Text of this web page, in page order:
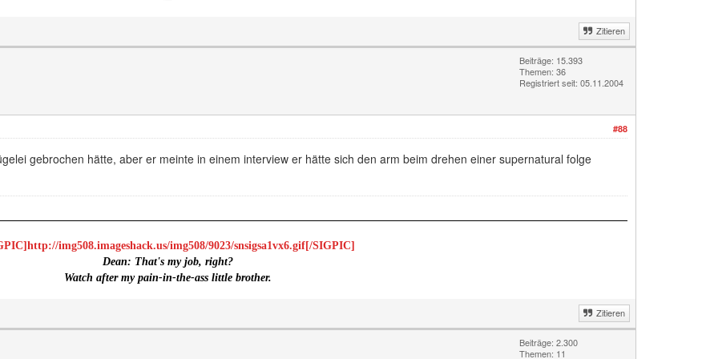
Zitieren
Beiträge: 15.393
Themen: 36
Registriert seit: 05.11.2004
#88
gebrochen hätte, aber er meinte in einem interview er hätte sich den arm beim drehen einer supernatural folge
img508.imageshack.us/img508/9023/snsigsa1vx6.gif[/SIGPIC]
Dean: That's my job, right?
Watch after my pain-in-the-ass little brother.
Zitieren
Beiträge: 2.300
Themen: 11